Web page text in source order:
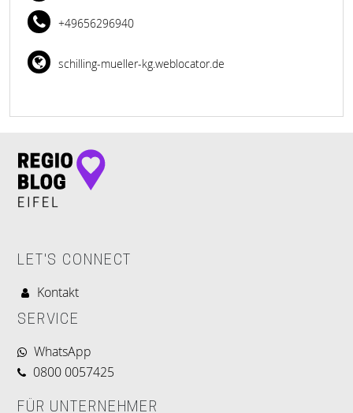
+49656296940
schilling-mueller-kg.weblocator.de
LET'S CONNECT
Kontakt
SERVICE
WhatsApp
0800 0057425
FÜR UNTERNEHMER